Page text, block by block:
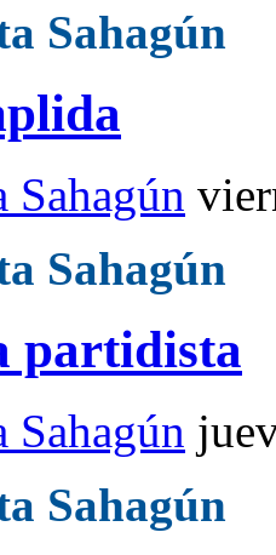
Sahagún
Sahagún
partidista
Sahagún